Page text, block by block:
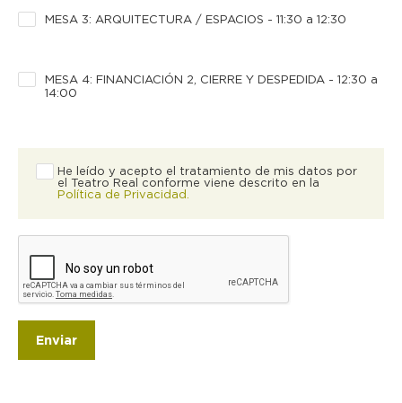
MESA 3: ARQUITECTURA / ESPACIOS - 11:30 a 12:30
MESA 4: FINANCIACIÓN 2, CIERRE Y DESPEDIDA - 12:30 a
14:00
He leído y acepto el tratamiento de mis datos por
el Teatro Real conforme viene descrito en la
Política de Privacidad.